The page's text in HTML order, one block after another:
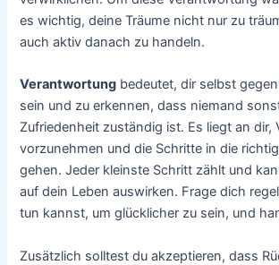
es wichtig, deine Träume nicht nur zu
auch aktiv danach zu handeln.
Verantwortung bedeutet, dir selbst
sein und zu erkennen, dass niemand
Zufriedenheit zuständig ist. Es liegt an dir,
vorzunehmen und die Schritte in die
gehen. Jeder kleinste Schritt zählt und
auf dein Leben auswirken. Frage dich
tun kannst, um glücklicher zu sein, und
Zusätzlich solltest du akzeptieren, dass